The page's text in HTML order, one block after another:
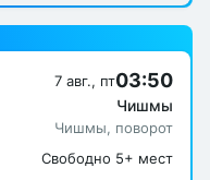
03:50
7 авг., пт
Чишмы
Чишмы, поворот
Свободно 5+ мест